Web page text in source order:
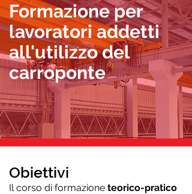
Formazione per
lavoratori addetti
all'utilizzo del
carroponte
Obiettivi
Il corso di formazione teorico-pratico